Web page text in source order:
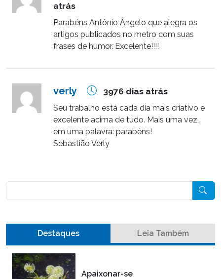
atrás
Parabéns Antônio Ângelo que alegra os
artigos publicados no metro com suas
frases de humor. Excelente!!!!
verly 3976 dias atrás
Seu trabalho está cada dia mais criativo e
excelente acima de tudo. Mais uma vez,
em uma palavra: parabéns!
Sebastião Verly
Destaques Leia Também
Apaixonar-se